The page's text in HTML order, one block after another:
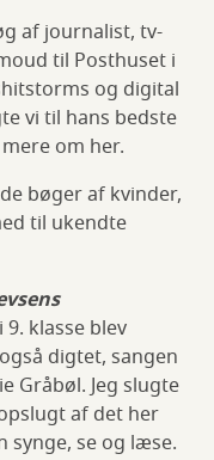
af journalist, tv-
til Posthuset i
og digital
vi til hans bedste
om her.
bøger af kvinder,
til ukendte
klasse blev
digtet, sangen
Gråbøl. Jeg slugte
af det her
synge, se og læse.